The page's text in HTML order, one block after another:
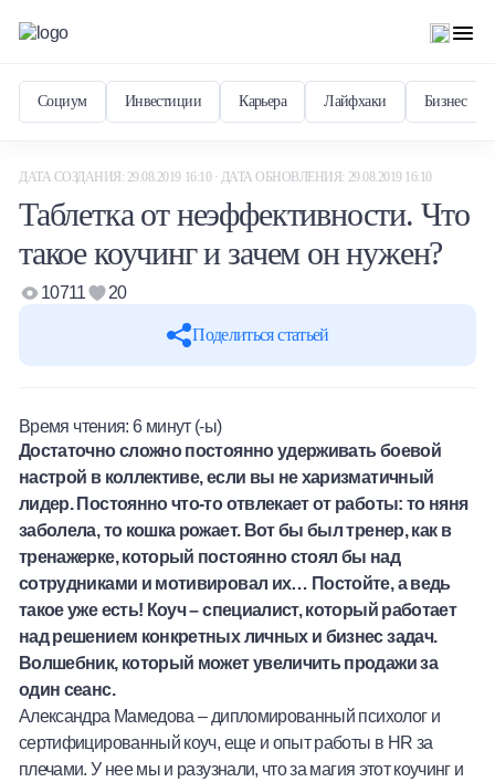
Социум Инвестиции Карьера Лайфхаки Бизнес
Халва
Онлайн-обменник
Премиальный сервис Prime Line
Мобильный банк MOBY
Потребительский кредит
ДАТА СОЗДАНИЯ: 29.08.2019 16:10 · ДАТА ОБНОВЛЕНИЯ: 29.08.2019 16:10
Таблетка от неэффективности. Что
такое коучинг и зачем он нужен?
Поделиться статьей
10711 20
Время чтения:6 минут (-ы)
Достаточно сложно постоянно удерживать боевой
настрой в коллективе, если вы не харизматичный
лидер. Постоянно что-то отвлекает от работы: то няня
заболела, то кошка рожает. Вот бы был тренер, как в
тренажерке, который постоянно стоял бы над
сотрудниками и мотивировал их… Постойте, а ведь
такое уже есть! Коуч – специалист, который работает
над решением конкретных личных и бизнес задач.
Волшебник, который может увеличить продажи за
один сеанс.
Александра Мамедова – дипломированный психолог и
сертифицированный коуч, еще и опыт работы в HR за
плечами. У нее мы и разузнали, что за магия этот коучинг и